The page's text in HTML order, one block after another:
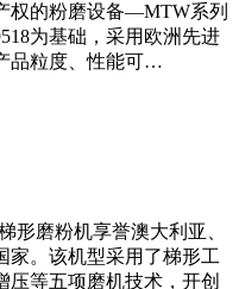
权的粉磨设备—MTW系列
为基础，采用欧洲先进
品粒度、性能可…
形磨粉机享誉澳大利亚、
家。该机型采用了梯形工
压等五项磨机技术，开创